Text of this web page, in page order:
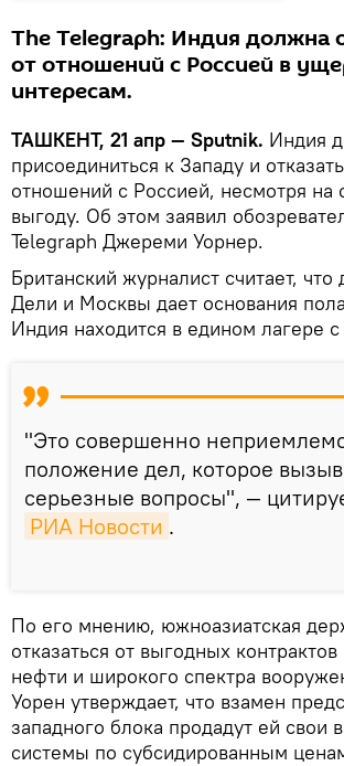
The Telegraph: Индия должна
от отношений с Россией в
интересам.
ТАШКЕНТ, 21 апр — Sputnik. Индия
присоединиться к Западу и
отношений с Россией, несмотря на
выгоду. Об этом заявил
Telegraph Джереми Уорнер.
Британский журналист считает,
Дели и Москвы дает основания
Индия находится в едином лагере
"Это совершенно
положение дел, которое
серьезные вопросы", —
РИА Новости .
По его мнению, южноазиатская
отказаться от выгодных
нефти и широкого спектра
Уорен утверждает, что взамен
западного блока продадут ей свои
системы по субсидированным